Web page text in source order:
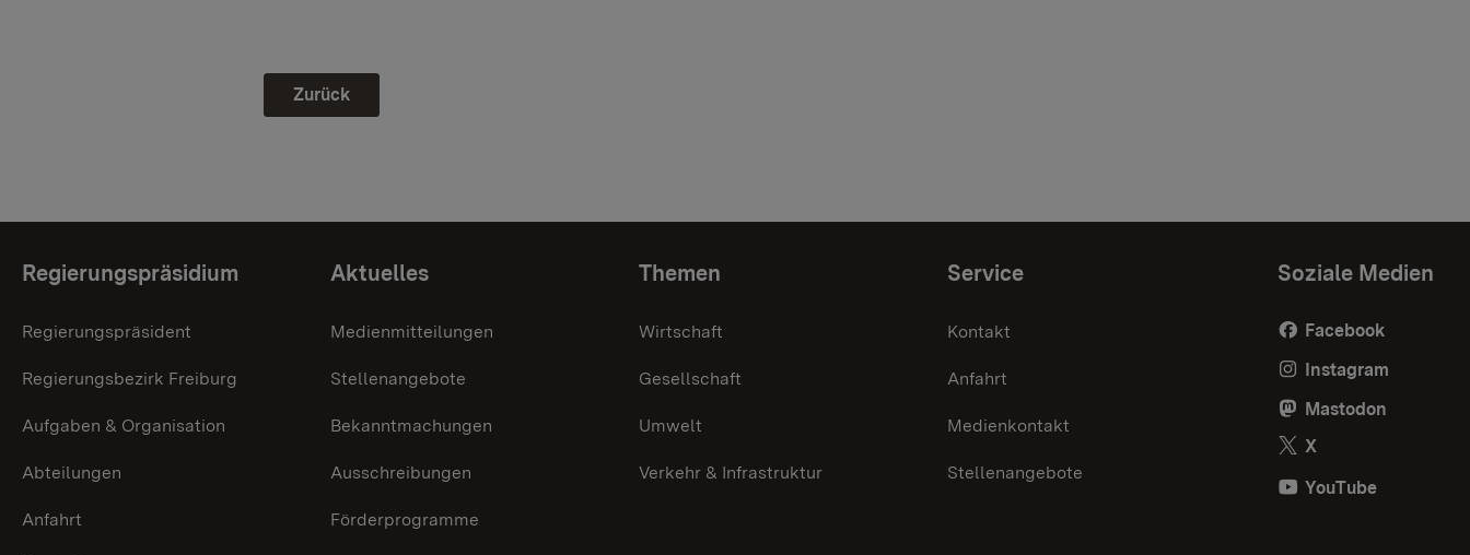
Zurück
Themenübersicht
Regierungspräsidium
Regierungspräsident
Regierungsbezirk Freiburg
Aufgaben & Organisation
Abteilungen
Anfahrt
Aktuelles
Medienmitteilungen
Stellenangebote
Bekanntmachungen
Ausschreibungen
Förderprogramme
Themen
Wirtschaft
Gesellschaft
Umwelt
Verkehr & Infrastruktur
Service
Kontakt
Anfahrt
Medienkontakt
Stellenangebote
Soziale Medien
Facebook
Instagram
Mastodon
X
YouTube